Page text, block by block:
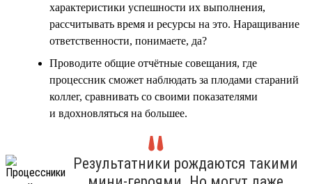
характеристики успешности их выполнения,
рассчитывать время и ресурсы на это. Наращивание
ответственности, понимаете, да?
Проводите общие отчётные совещания, где
процессник сможет наблюдать за плодами стараний
коллег, сравнивать со своими показателями
и вдохновляться на большее.
Результатники рождаются такими